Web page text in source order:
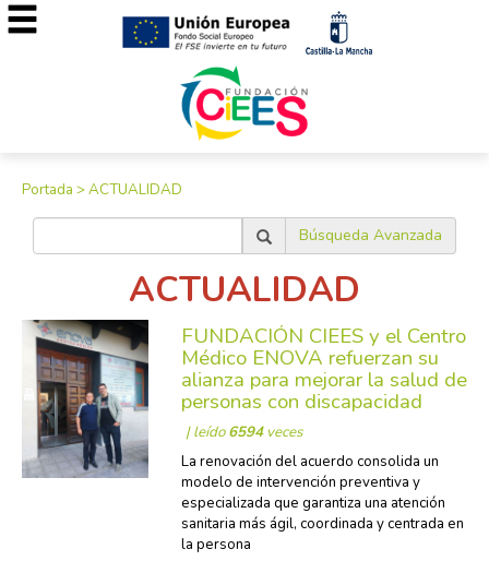
Portada >ACTUALIDAD
Búsqueda Avanzada
ACTUALIDAD
FUNDACIÓN CIEES y el Centro
Médico ENOVA refuerzan su
alianza para mejorar la salud de
personas con discapacidad
| leído6594veces
La renovación del acuerdo consolida un
modelo de intervención preventiva y
especializada que garantiza una atención
sanitaria más ágil, coordinada y centrada en
la persona